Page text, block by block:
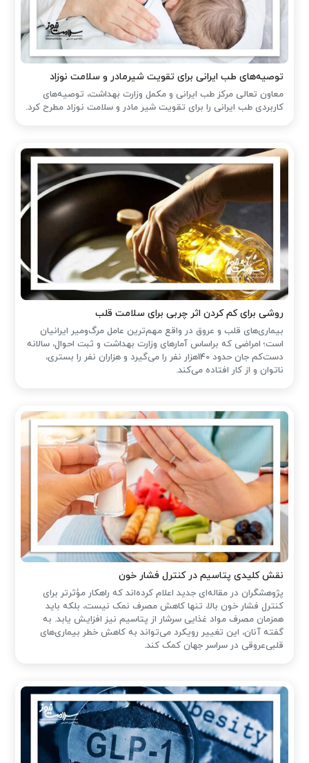
توصیه‌های طب ایرانی برای تقویت شیرمادر و سلامت نوزاد
معاون تعالی مرکز طب ایرانی و مکمل وزارت بهداشت، توصیه‌های
کاربردی طب ایرانی را برای تقویت شیر مادر و سلامت نوزاد مطرح کرد.
روشی برای کم کردن اثر چربی برای سلامت قلب
بیماری‌های قلب و عروق در واقع مهم‌ترین عامل مرگ‌ومیر ایرانیان
است؛ امراضی که براساس آمارهای وزارت بهداشت و ثبت احوال، سالانه
دست‌کم جان حدود 140هزار نفر را می‌گیرد و هزاران نفر را بستری،
ناتوان و از کار افتاده می‌کند.
نقش کلیدی پتاسیم در کنترل فشار خون
پژوهشگران در مقاله‌ای جدید اعلام کرده‌اند که راهکار مؤثرتر برای
کنترل فشار خون بالا، تنها کاهش مصرف نمک نیست، بلکه باید
همزمان مصرف مواد غذایی سرشار از پتاسیم نیز افزایش یابد. به
گفته آنان، این تغییر رویکرد می‌تواند به کاهش خطر بیماری‌های
قلبی‌عروقی در سراسر جهان کمک کند.